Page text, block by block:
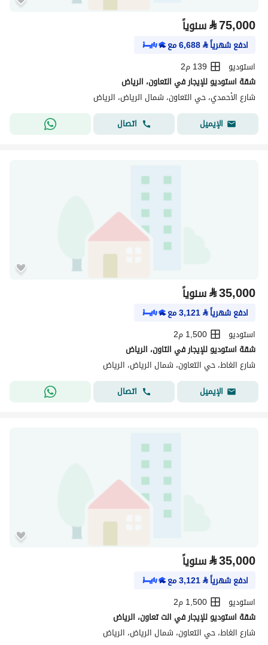
⃁75,000 سنوياً
ادفع شهرياً⃁
6,688مع
استوديو
139 م2
شقة استوديو للإيجار في التعاون، الرياض
شارع الأحمدي، حي التعاون، شمال الرياض، الرياض
الإيميل
اتصال
⃁35,000 سنوياً
ادفع شهرياً⃁
3,121مع
استوديو
1,500 م2
شقة استوديو للإيجار في التاون، الرياض
شارع الغاط، حي التعاون، شمال الرياض، الرياض
الإيميل
اتصال
⃁35,000 سنوياً
ادفع شهرياً⃁
3,121مع
استوديو
1,500 م2
شقة استوديو للإيجار في الت تعاون، الرياض
شارع الغاط، حي التعاون، شمال الرياض، الرياض